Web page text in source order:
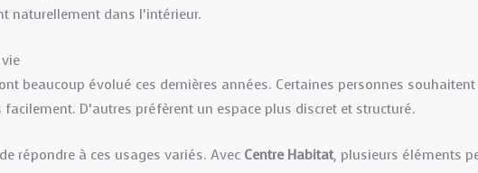
naturellement dans l’intérieur.
beaucoup évolué ces dernières années. Certaines personnes
D’autres préfèrent un espace plus discret et structuré.
répondre à ces usages variés. Avec Centre Habitat, plusieurs éléments